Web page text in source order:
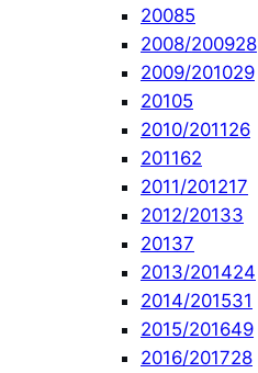
20085
2008/200928
2009/201029
20105
2010/201126
201162
2011/201217
2012/20133
20137
2013/201424
2014/201531
2015/201649
2016/201728